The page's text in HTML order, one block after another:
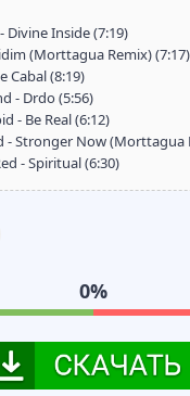
Divine Inside (7:19)
(Morttagua Remix) (7:17)
Cabal (8:19)
- Drdo (5:56)
- Be Real (6:12)
- Stronger Now (Morttagua
- Spiritual (6:30)
0%